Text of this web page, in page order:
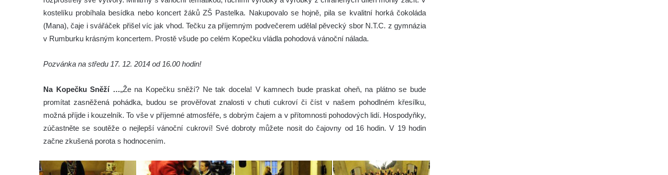
kostelíku probíhala besídka nebo koncert žáků ZŠ Pastelka. Nakupovalo se hojně, pila se kvalitní horká čokoláda
(Mana), čaje i svářáček přišel víc jak vhod. Tečku za příjemným podvečerem udělal pěvecký sbor N.T.C. z gymnázia
v Rumburku krásným koncertem. Prostě všude po celém Kopečku vládla pohodová vánoční nálada.
Pozvánka na středu 17. 12. 2014 od 16.00 hodin!
Na Kopečku Sněží …„Že na Kopečku sněží? Ne tak docela! V kamnech bude praskat oheň, na plátno se bude
promítat zasněžená pohádka, budou se prověřovat znalosti v chuti cukroví či číst v našem pohodlném křesílku,
možná příjde i kouzelník. To vše v příjemné atmosféře, s dobrým čajem a v přítomnosti pohodových lidí. Hospodyňky,
zúčastněte se soutěže o nejlepší vánoční cukroví! Své dobroty můžete nosit do čajovny od 16 hodin. V 19 hodin
začne zkušená porota s hodnocením.